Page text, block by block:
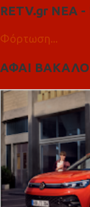
RETV.gr ΝΕΑ
Φόρτωση...
ΑΦΑΙ